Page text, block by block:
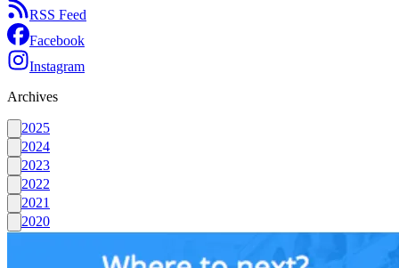
RSS Feed
Facebook
Instagram
Archives
2025
2024
2023
2022
2021
2020